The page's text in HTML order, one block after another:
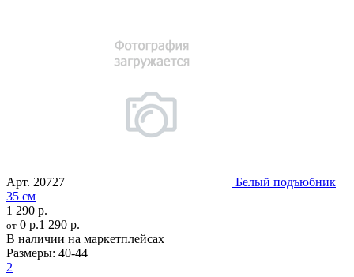
Арт. 20727
Белый подъюбник
35 см
1 290 р.
от 0 р.1 290 р.
В наличии на маркетплейсах
Размеры: 40-44
2